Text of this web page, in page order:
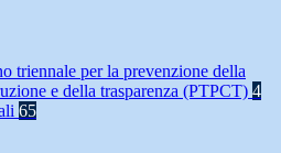
triennale per la prevenzione della
e della trasparenza (PTPCT) 4
65